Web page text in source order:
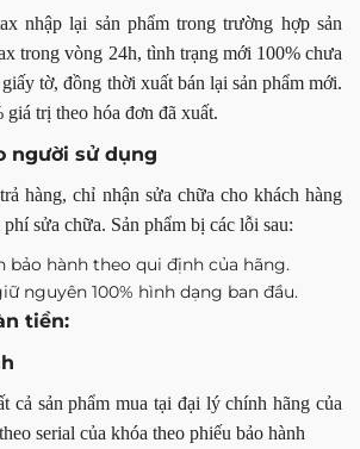
nhập lại sản phẩm trong trường hợp sản
trong vòng 24h, tình trạng mới 100% chưa
tờ, đồng thời xuất bán lại sản phẩm mới.
giá trị theo hóa đơn đã xuất.
người sử dụng
hàng, chỉ nhận sửa chữa cho khách hàng
sửa chữa. Sản phẩm bị các lỗi sau:
bảo hành theo qui định của hãng.
nguyên 100% hình dạng ban đầu.
tiền:
cả sản phẩm mua tại đại lý chính hãng của
serial của khóa theo phiếu bảo hành